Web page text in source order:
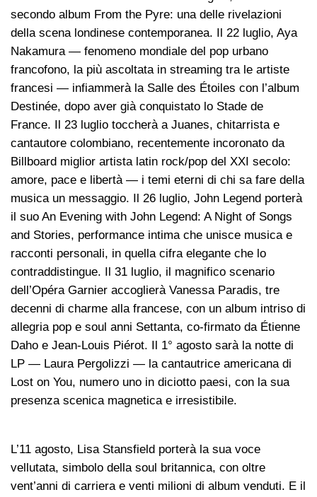
secondo album From the Pyre: una delle rivelazioni
della scena londinese contemporanea. Il 22 luglio, Aya
Nakamura — fenomeno mondiale del pop urbano
francofono, la più ascoltata in streaming tra le artiste
francesi — infiammerà la Salle des Étoiles con l’album
Destinée, dopo aver già conquistato lo Stade de
France. Il 23 luglio toccherà a Juanes, chitarrista e
cantautore colombiano, recentemente incoronato da
Billboard miglior artista latin rock/pop del XXI secolo:
amore, pace e libertà — i temi eterni di chi sa fare della
musica un messaggio. Il 26 luglio, John Legend porterà
il suo An Evening with John Legend: A Night of Songs
and Stories, performance intima che unisce musica e
racconti personali, in quella cifra elegante che lo
contraddistingue. Il 31 luglio, il magnifico scenario
dell’Opéra Garnier accoglierà Vanessa Paradis, tre
decenni di charme alla francese, con un album intriso di
allegria pop e soul anni Settanta, co-firmato da Étienne
Daho e Jean-Louis Piérot. Il 1° agosto sarà la notte di
LP — Laura Pergolizzi — la cantautrice americana di
Lost on You, numero uno in diciotto paesi, con la sua
presenza scenica magnetica e irresistibile.
L’11 agosto, Lisa Stansfield porterà la sua voce
vellutata, simbolo della soul britannica, con oltre
vent’anni di carriera e venti milioni di album venduti. E il